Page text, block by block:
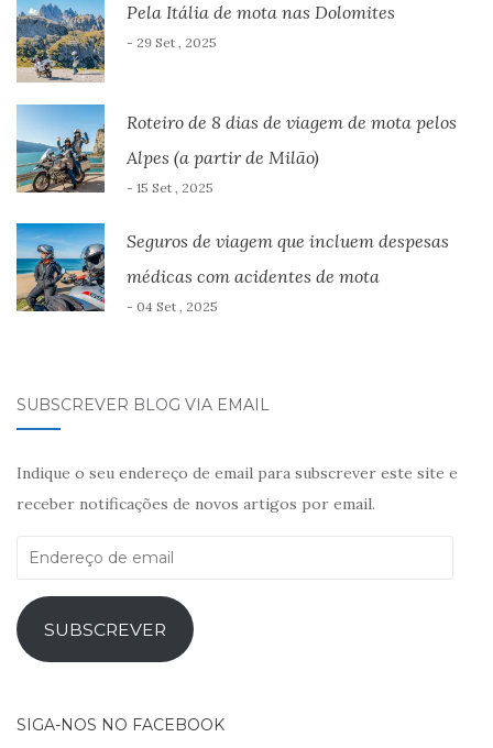
Pela Itália de mota nas Dolomites
- 29 Set , 2025
Roteiro de 8 dias de viagem de mota pelos
Alpes (a partir de Milão)
- 15 Set , 2025
Seguros de viagem que incluem despesas
médicas com acidentes de mota
- 04 Set , 2025
SUBSCREVER BLOG VIA EMAIL
Indique o seu endereço de email para subscrever este site e
receber notificações de novos artigos por email.
Endereço
email
SUBSCREVER
SIGA-NOS NO FACEBOOK